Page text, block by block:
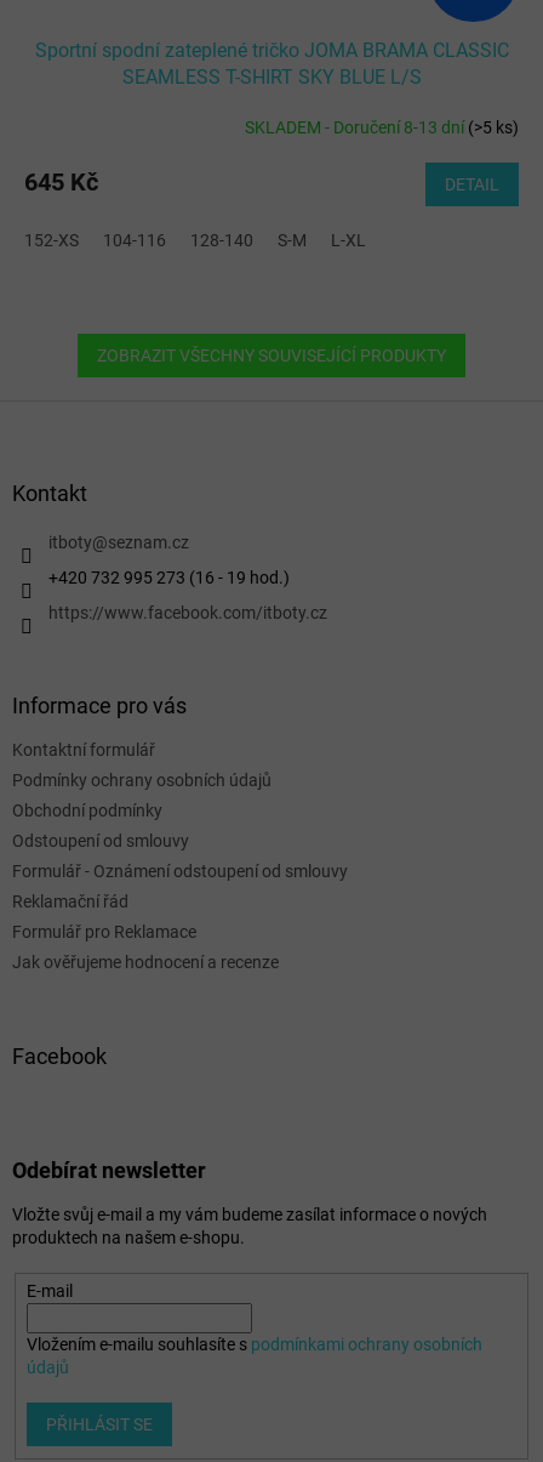
Sportní spodní zateplené tričko JOMA BRAMA CLASSIC
SEAMLESS T-SHIRT SKY BLUE L/S
SKLADEM - Doručení 8-13 dní(>5 ks)
645 Kč DETAIL
152-XS 104-116 128-140 S-M L-XL
ZOBRAZIT VŠECHNY SOUVISEJÍCÍ PRODUKTY
Kontakt
itboty@seznam.cz
+420 732 995 273 (16 - 19 hod.)
https://www.facebook.com/itboty.cz
Informace pro vás
Kontaktní formulář
Podmínky ochrany osobních údajů
Obchodní podmínky
Odstoupení od smlouvy
Formulář - Oznámení odstoupení od smlouvy
Reklamační řád
Formulář pro Reklamace
Jak ověřujeme hodnocení a recenze
Facebook
Odebírat newsletter
Vložte svůj e-mail a my vám budeme zasílat informace o nových
produktech na našem e-shopu.
E-mail
Vložením e-mailu souhlasíte s podmínkami ochrany osobních
údajů
PŘIHLÁSIT SE